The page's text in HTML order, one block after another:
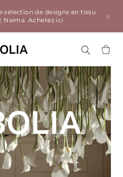
sélection de designs en tissu
Naima.Achetez ici